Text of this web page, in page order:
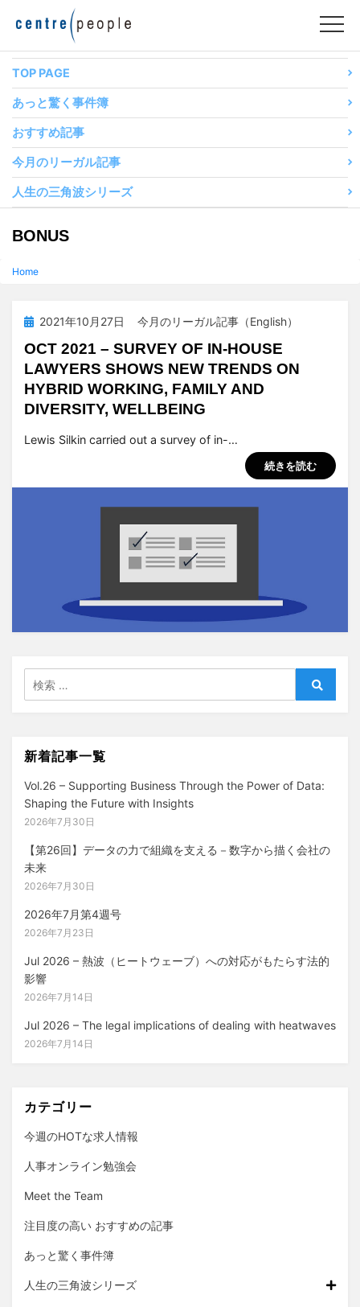
テ
TOP PAGE
あっと驚く事件簿
おすすめ記事
今月のリーガル記事
人生の三角波シリーズ
タグ
:
BONUS
Home
投
日:
2021年10月27日 今月のリーガル記事（English）
OCT 2021 – SURVEY OF IN-HOUSE
LAWYERS SHOWS NEW TRENDS ON
HYBRID WORKING, FAMILY AND
DIVERSITY, WELLBEING
投稿者tsuchiya
Lewis Silkin carried out a survey of in-…
続きを読む
索:
検
新着記事一覧
Vol.26 – Supporting Business Through the Power of Data:
Shaping the Future with Insights
2026年7月30日
【第26回】データの力で組織を支える－数字から描く会社の
未来
2026年7月30日
2026年7月第4週号
2026年7月23日
Jul 2026 – 熱波（ヒートウェーブ）への対応がもたらす法的
影響
2026年7月14日
Jul 2026 – The legal implications of dealing with heatwaves
2026年7月14日
カテゴリー
今週のHOTな求人情報
人事オンライン勉強会
Meet the Team
注目度の高い おすすめの記事
あっと驚く事件簿
人生の三角波シリーズ